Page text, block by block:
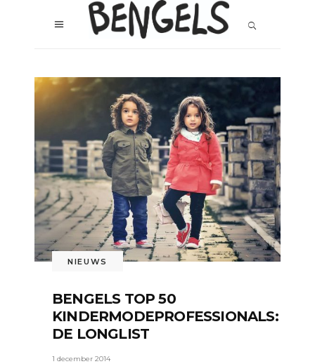
NIEUWS
BENGELS TOP 50
KINDERMODEPROFESSIONALS:
DE LONGLIST
1 december 2014